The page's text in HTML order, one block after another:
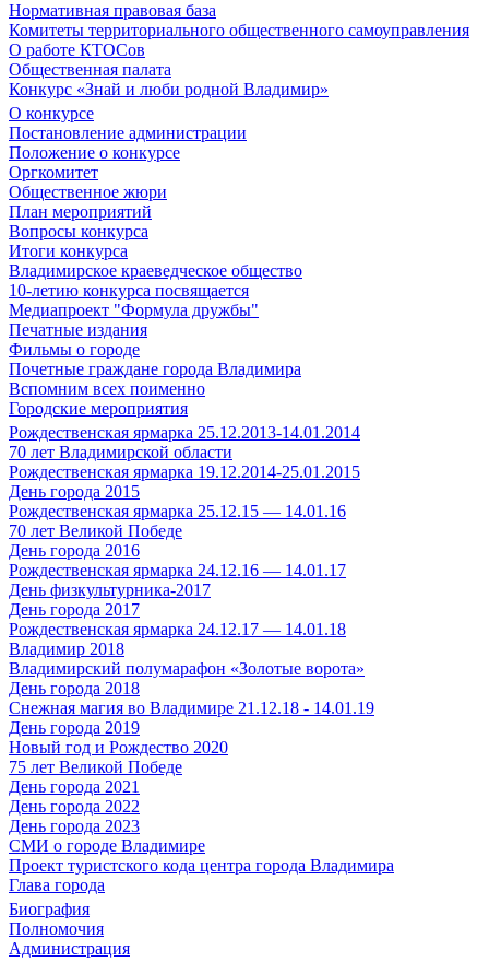
Нормативная правовая база
Комитеты территориального общественного самоуправления
О работе КТОСов
Общественная палата
Конкурс «Знай и люби родной Владимир»
О конкурсе
Постановление администрации
Положение о конкурсе
Оргкомитет
Общественное жюри
План мероприятий
Вопросы конкурса
Итоги конкурса
Владимирское краеведческое общество
10-летию конкурса посвящается
Медиапроект "Формула дружбы"
Печатные издания
Фильмы о городе
Почетные граждане города Владимира
Вспомним всех поименно
Городские мероприятия
Рождественская ярмарка 25.12.2013-14.01.2014
70 лет Владимирской области
Рождественская ярмарка 19.12.2014-25.01.2015
День города 2015
Рождественская ярмарка 25.12.15 — 14.01.16
70 лет Великой Победе
День города 2016
Рождественская ярмарка 24.12.16 — 14.01.17
День физкультурника-2017
День города 2017
Рождественская ярмарка 24.12.17 — 14.01.18
Владимир 2018
Владимирский полумарафон «Золотые ворота»
День города 2018
Снежная магия во Владимире 21.12.18 - 14.01.19
День города 2019
Новый год и Рождество 2020
75 лет Великой Победе
День города 2021
День города 2022
День города 2023
СМИ о городе Владимире
Проект туристского кода центра города Владимира
Глава города
Биография
Полномочия
Администрация